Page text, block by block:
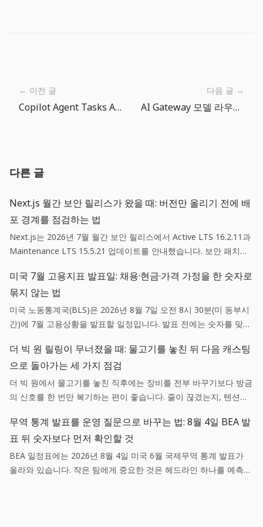
← 이전 글
Copilot Agent Tasks API와 자동화: 코딩 에이전트를 배치 잡처럼 운영해야 할 때
다음 글 →
AI Gateway 모델 라우팅: LLM 선택은 이제 코드가 아니라 운영 정책이다
다른 글
Next.js 월간 보안 릴리스가 왔을 때: 버전만 올리기 전에 배
포 경계를 점검하는 법
Next.js는 2026년 7월 월간 보안 릴리스에서 Active LTS 16.2.11과
Maintenance LTS 15.5.21 업데이트를 안내했습니다. 보안 패치는
기 기준을 함께 갖춘 배포 작업입니다.
미국 7월 고용지표 발표일: 채용·현금·가격 가정을 한 숫자로
묶지 않는 법
미국 노동통계국(BLS)은 2026년 8월 7일 오전 8시 30분(미 동부시
간)에 7월 고용상황을 발표할 일정입니다. 발표 전에는 숫자를 맞히
질지 미리 정하는 편이 실무에 도움이 됩니다.
더 빅 원 릴링이 무너졌을 때: 물고기를 놓친 뒤 다음 캐스팅
으로 돌아가는 세 가지 점검
더 빅 원에서 물고기를 놓친 직후에는 장비를 전부 바꾸기보다 방금
의 신호를 한 번만 복기하는 편이 좋습니다. 줄이 끊겼는지, 텐션이
이 훨씬 선명해집니다.
무역 통계 발표를 운영 질문으로 바꾸는 법: 8월 4일 BEA 발
표 뒤 숫자보다 먼저 확인할 것
BEA 일정표에는 2026년 8월 4일 미국 6월 국제무역 통계 발표가
올라와 있습니다. 작은 팀에게 중요한 것은 헤드라인 하나를 예측하